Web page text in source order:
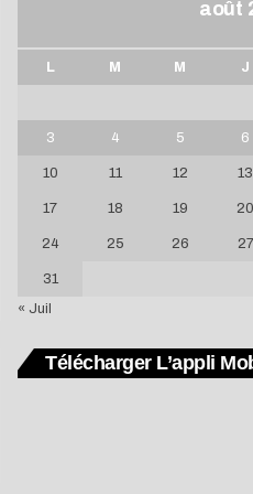
août
L M M J
3 4 5 6
10 11 12 13
17 18 19 20
24 25 26 27
31
« Juil
Télécharger L’appli